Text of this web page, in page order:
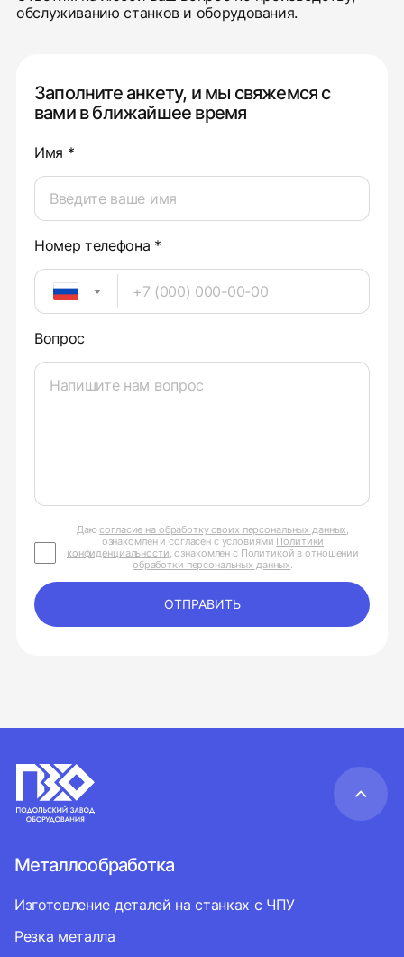
обслуживанию станков и оборудования.
Заполните анкету, и мы свяжемся с
вами в ближайшее время
Имя *
Номер телефона *
Вопрос
Даюсогласие на обработку своих персональных данных,
ознакомлен и согласен с условиями Политики
конфиденциальности, ознакомлен с Политикой в отношении
обработки персональных данных.
ОТПРАВИТЬ
Металлообработка
Изготовление деталей на станках с ЧПУ
Резка металла